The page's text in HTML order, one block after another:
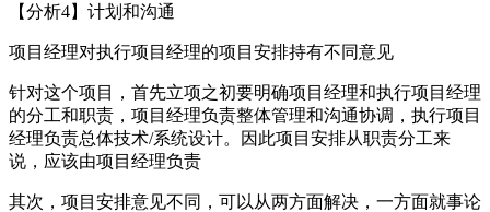
【分析4】计划和沟通
项目经理对执行项目经理的项目安排持有不同意见
针对这个项目，首先立项之初要明确项目经理和执行项目经理
的分工和职责，项目经理负责整体管理和沟通协调，执行项目
经理负责总体技术/系统设计。因此项目安排从职责分工来
说，应该由项目经理负责
其次，项目安排意见不同，可以从两方面解决，一方面就事论